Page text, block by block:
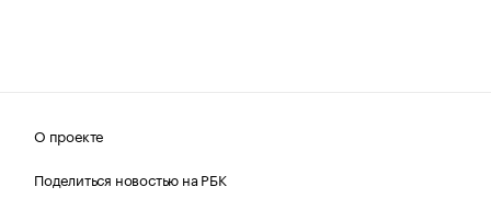
О проекте
Поделиться новостью на РБК